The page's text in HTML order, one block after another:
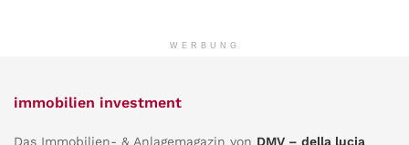
WERBUNG
immobilien investment
Das Immobilien- & Anlagemagazin von DMV – della lucia